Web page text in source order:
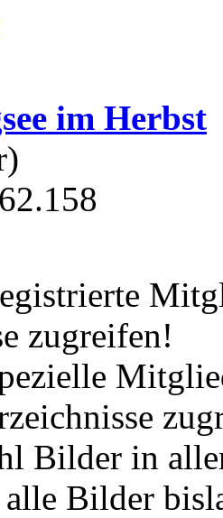
im Herbst
zugreifen!
Bilder in
Bilder